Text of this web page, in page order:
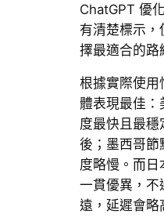
ChatGPT 優
有清楚標示，
擇最適合的路
根據實際使用
體表現最佳：
度最快且最穩
後；墨西哥節
度略慢。而日
一貫優異，不
遠，延遲會略